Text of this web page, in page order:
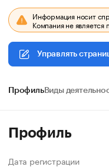
Информация носит
Компания не
Управлять
ПрофильВиды
Профиль
Дата регистрации